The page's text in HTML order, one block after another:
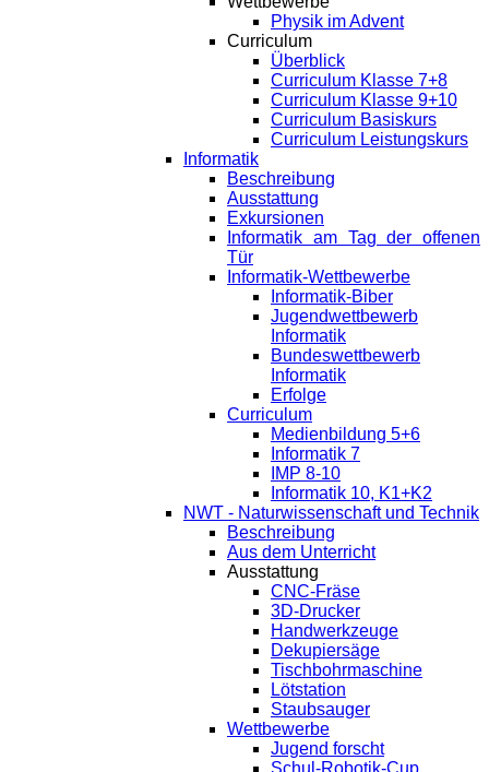
Physik im Advent
Curriculum
Überblick
Curriculum Klasse 7+8
Curriculum Klasse 9+10
Curriculum Basiskurs
Curriculum Leistungskurs
Informatik
Beschreibung
Ausstattung
Exkursionen
Informatik am Tag der offenen
Tür
Informatik-Wettbewerbe
Informatik-Biber
Jugendwettbewerb
Informatik
Bundeswettbewerb
Informatik
Erfolge
Curriculum
Medienbildung 5+6
Informatik 7
IMP 8-10
Informatik 10, K1+K2
NWT - Naturwissenschaft und Technik
Beschreibung
Aus dem Unterricht
Ausstattung
CNC-Fräse
3D-Drucker
Handwerkzeuge
Dekupiersäge
Tischbohrmaschine
Lötstation
Staubsauger
Wettbewerbe
Jugend forscht
Schul-Robotik-Cup